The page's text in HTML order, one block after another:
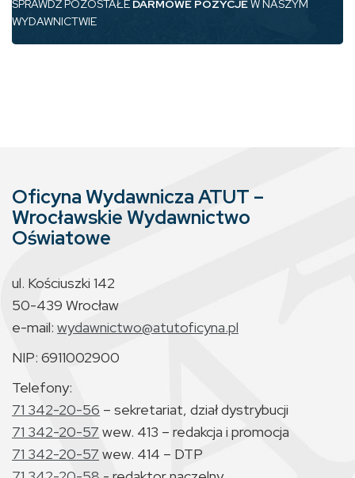
SPRAWDŹ POZOSTAŁE DARMOWE POZYCJEW NASZYM
WYDAWNICTWIE
Oficyna Wydawnicza ATUT –
Wrocławskie Wydawnictwo
Oświatowe
ul. Kościuszki 142
50-439 Wrocław
e-mail: wydawnictwo@atutoficyna.pl
NIP: 6911002900
Telefony:
71 342-20-56 – sekretariat, dział dystrybucji
71 342-20-57 wew. 413 – redakcja i promocja
71 342-20-57 wew. 414 – DTP